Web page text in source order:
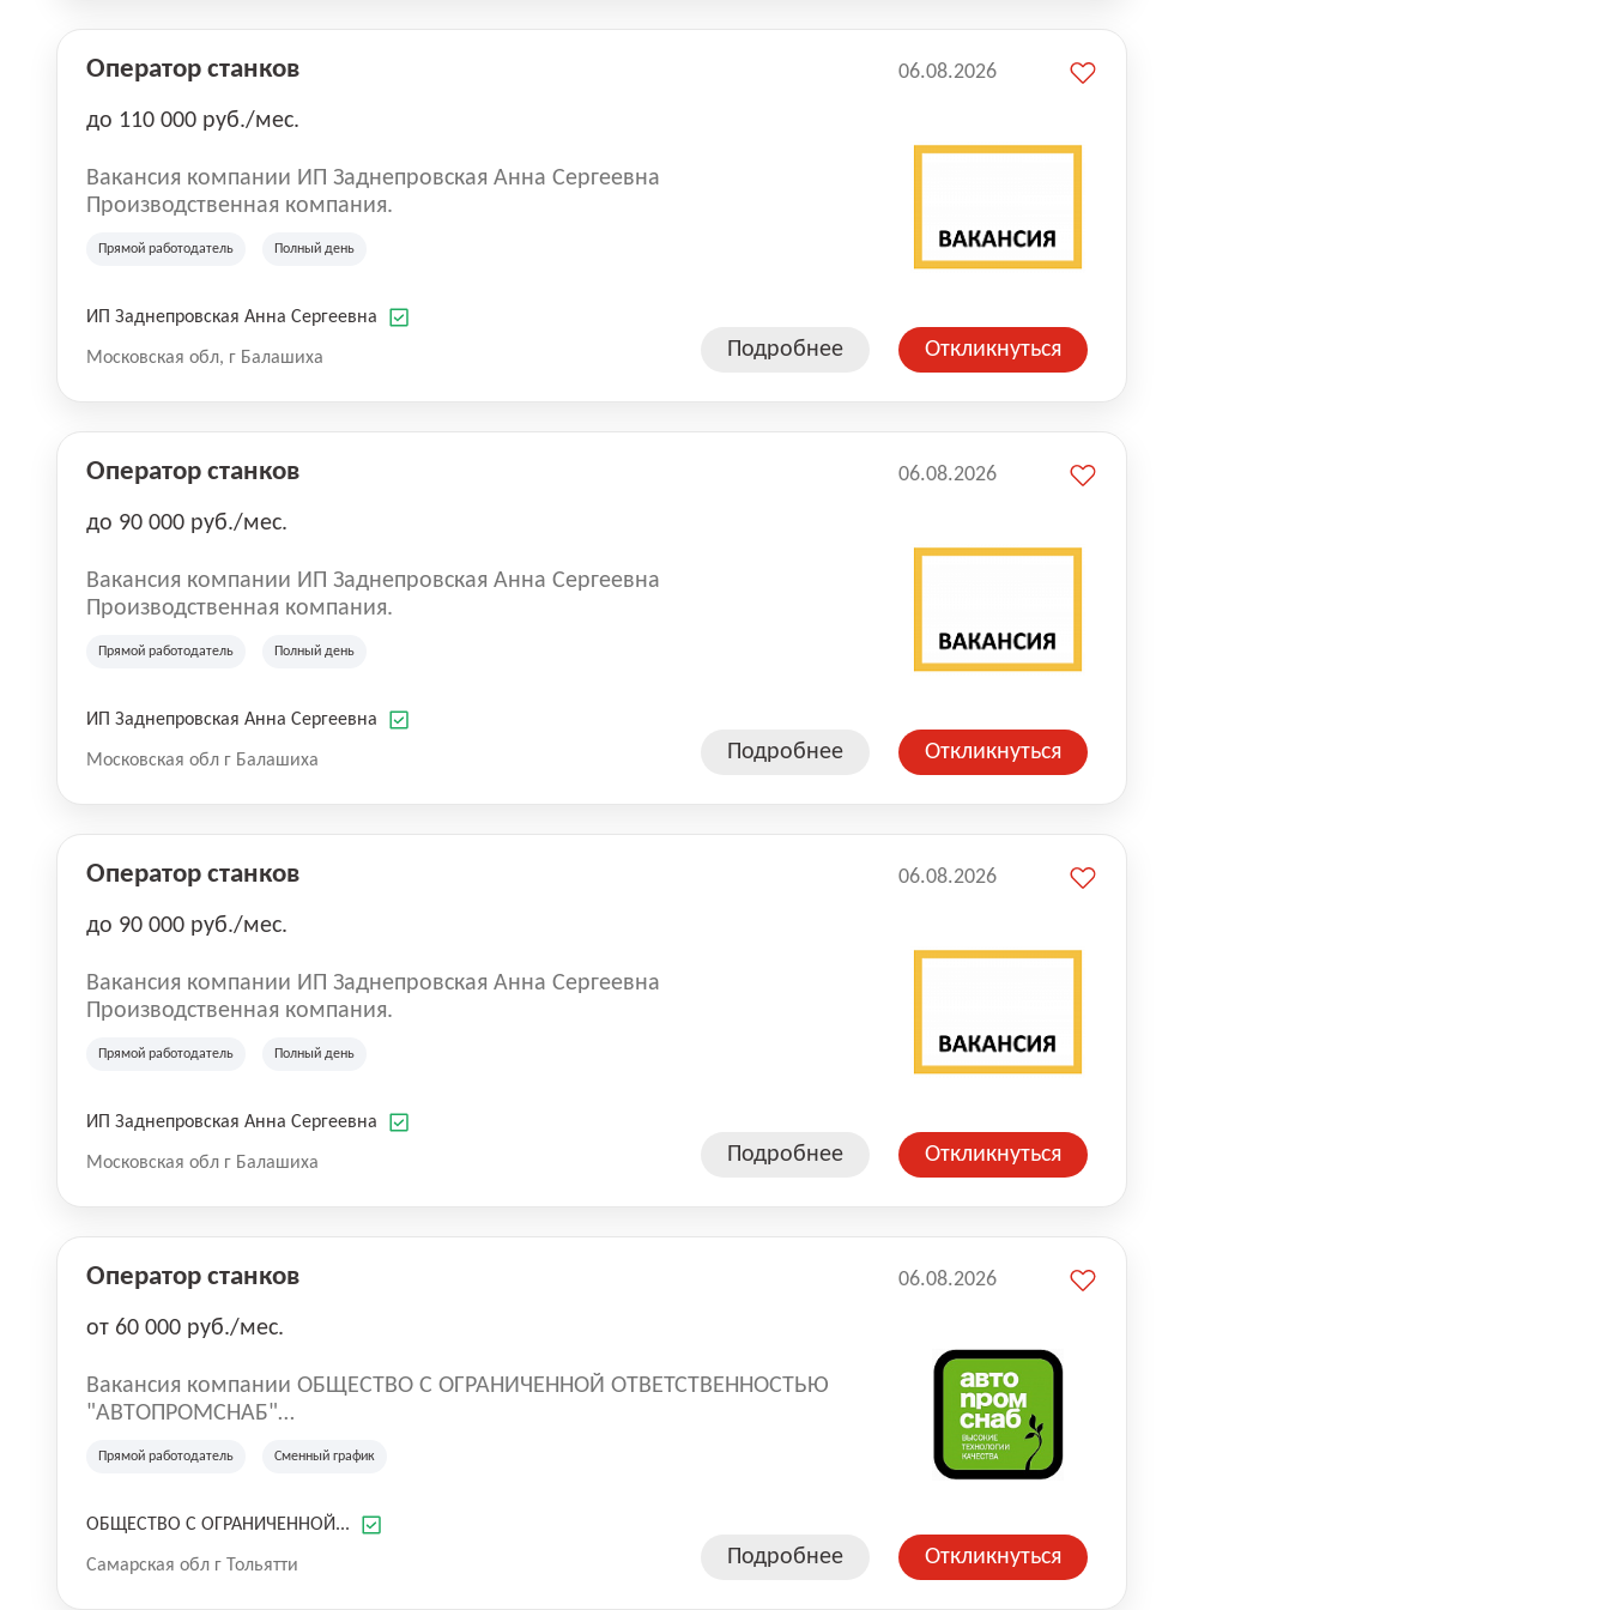
Оператор станков
до 110 000 руб./мес.
Вакансия компании ИП Заднепровская Анна Сергеевна
Производственная компания.
Прямой работодатель Полный день
ИП Заднепровская Анна Сергеевна
Московская обл, г Балашиха Подробнее
06.08.2026
Откликнуться
Оператор станков
до 90 000 руб./мес.
Вакансия компании ИП Заднепровская Анна Сергеевна
Производственная компания.
Прямой работодатель Полный день
ИП Заднепровская Анна Сергеевна
Московская обл г Балашиха Подробнее
06.08.2026
Откликнуться
Оператор станков
до 90 000 руб./мес.
Вакансия компании ИП Заднепровская Анна Сергеевна
Производственная компания.
Прямой работодатель Полный день
ИП Заднепровская Анна Сергеевна
Московская обл г Балашиха Подробнее
06.08.2026
Откликнуться
Оператор станков
от 60 000 руб./мес.
Вакансия компании ОБЩЕСТВО С ОГРАНИЧЕННОЙ ОТВЕТСТВЕННОСТЬЮ
"АВТОПРОМСНАБ"
2001 года, территориально находится в Комсомольском районе г.
Прямой работодатель Сменный график
ОБЩЕСТВО С ОГРАНИЧЕННОЙ...
Самарская обл г Тольятти Подробнее
06.08.2026
Откликнуться